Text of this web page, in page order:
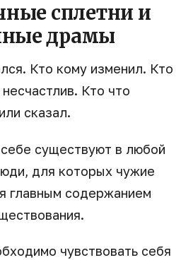
сплетни и
драмы
Кто кому изменил. Кто
Кто что
сказал.
существуют в любой
для которых чужие
главным содержанием
чувствовать себя